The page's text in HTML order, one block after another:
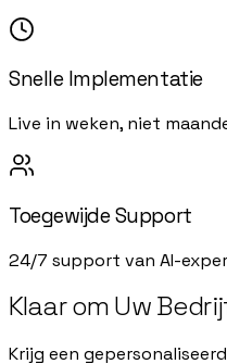
Snelle Implementatie
Live in weken, niet
Toegewijde Support
24/7 support van AI-
Klaar om Uw
Krijg een